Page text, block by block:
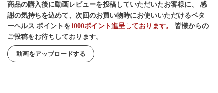
商品の購入後に動画レビューを投稿していただいたお客様に、 感
謝の気持ちを込めて、次回のお買い物時にお使いいただけるベタ
ーヘルス ポイントを1000ポイント進呈しております。
皆様からの
ご投稿をお待ちしております。
動画をアップロードする